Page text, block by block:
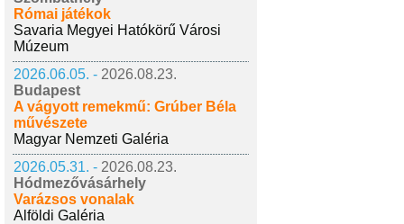
Római játékok
Savaria Megyei Hatókörű Városi
Múzeum
2026.06.05. - 2026.08.23.
Budapest
A vágyott remekmű: Grúber Béla
művészete
Magyar Nemzeti Galéria
2026.05.31. - 2026.08.23.
Hódmezővásárhely
Varázsos vonalak
Alföldi Galéria